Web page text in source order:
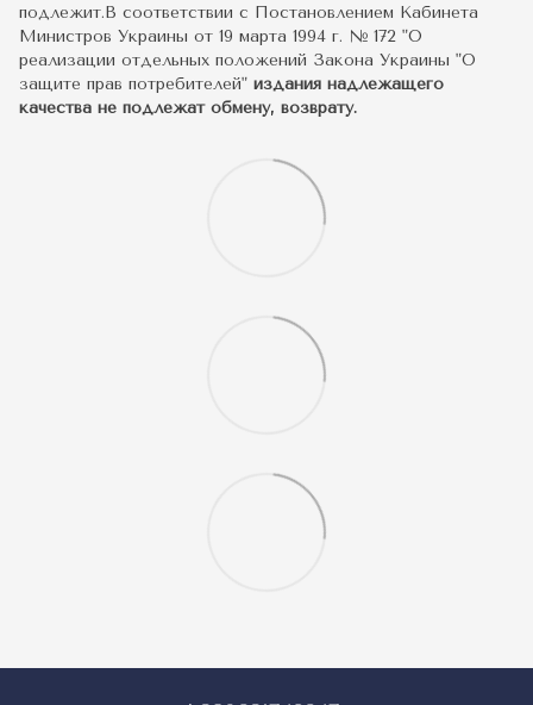
подлежит.В соответствии с Постановлением Кабинета
Министров Украины от 19 марта 1994 г. № 172 "О
реализации отдельных положений Закона Украины "О
защите прав потребителей" издания надлежащего
качества не подлежат обмену, возврату.